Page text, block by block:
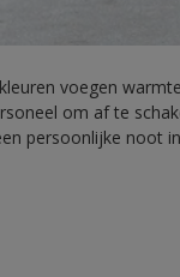
voegen
om af te
persoonlijke noot